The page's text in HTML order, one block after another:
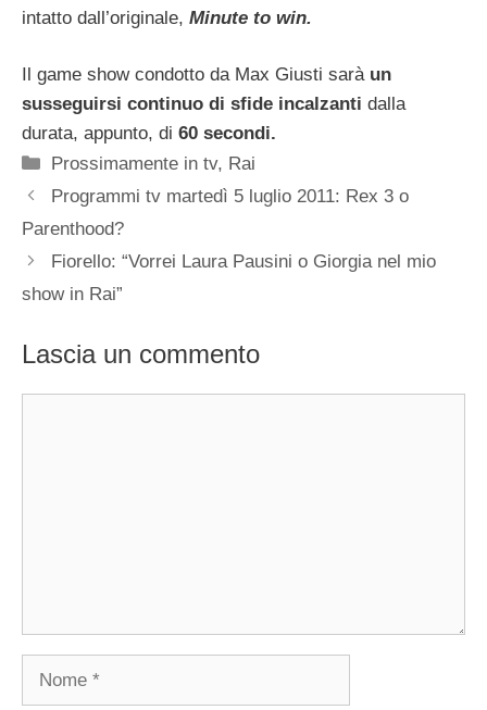
intatto dall’originale, Minute to win.
Il game show condotto da Max Giusti sarà un
susseguirsi continuo di sfide incalzanti dalla
durata, appunto, di 60 secondi.
Categorie
Prossimamente in tv, Rai
Programmi tv martedì 5 luglio 2011: Rex 3 o
Parenthood?
Fiorello: “Vorrei Laura Pausini o Giorgia nel mio
show in Rai”
Lascia un commento
Nome